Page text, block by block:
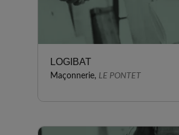
LOGIBAT
Maçonnerie, LE PONTET